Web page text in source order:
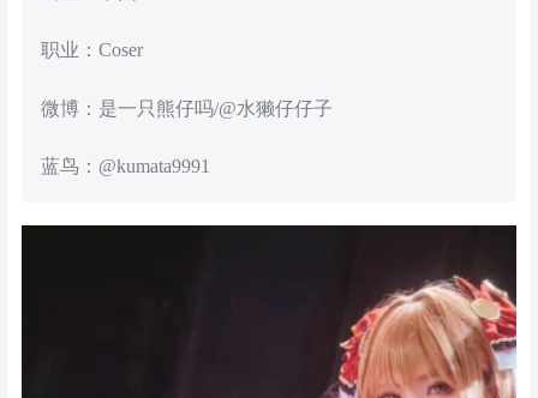
职业：Coser
微博：是一只熊仔吗/@水獭仔仔子
蓝鸟：@kumata9991